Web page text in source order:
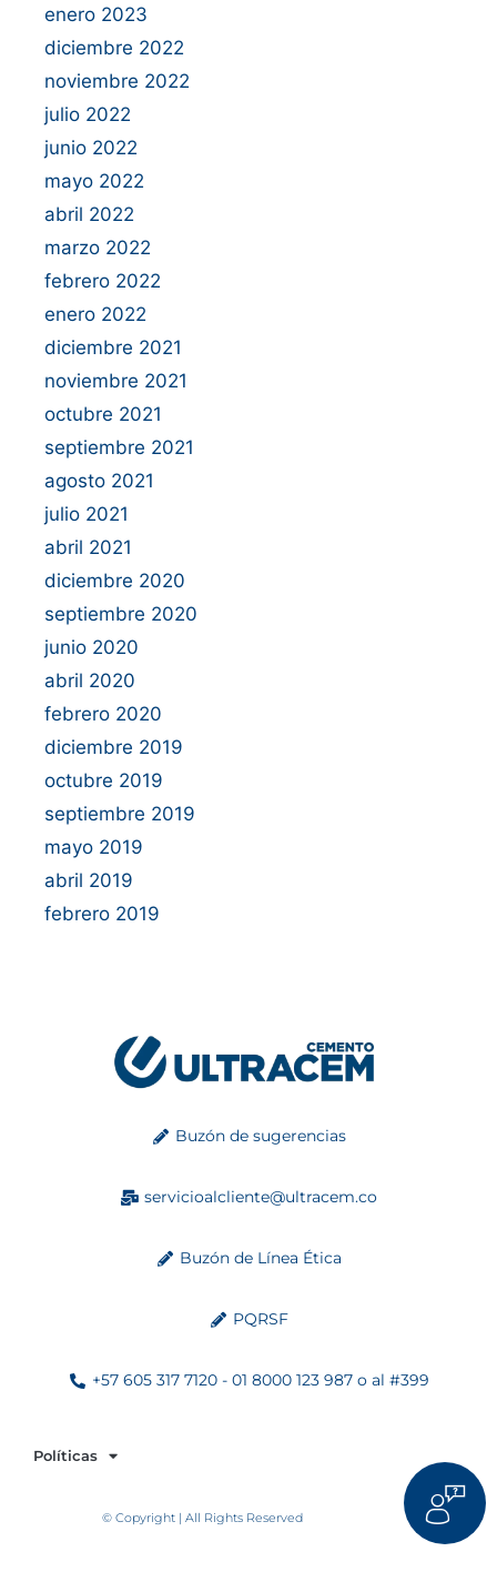
enero 2023
diciembre 2022
noviembre 2022
julio 2022
junio 2022
mayo 2022
abril 2022
marzo 2022
febrero 2022
enero 2022
diciembre 2021
noviembre 2021
octubre 2021
septiembre 2021
agosto 2021
julio 2021
abril 2021
diciembre 2020
septiembre 2020
junio 2020
abril 2020
febrero 2020
diciembre 2019
octubre 2019
septiembre 2019
mayo 2019
abril 2019
febrero 2019
Buzón de sugerencias
servicioalcliente@ultracem.co
Buzón de Línea Ética
PQRSF
+57 605 317 7120 - 01 8000 123 987 o al #399
Políticas
© Copyright | All Rights Reserved